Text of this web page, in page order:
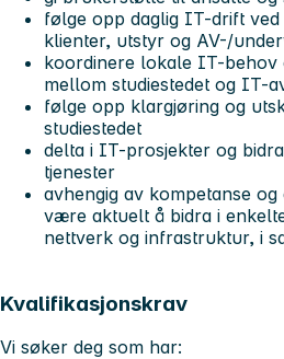
følge opp daglig IT-drift
klienter, utstyr og AV-/
koordinere lokale IT-behov
mellom studiestedet og IT-
følge opp klargjøring og
studiestedet
delta i IT-prosjekter og
tjenester
avhengig av kompetanse
være aktuelt å bidra i
nettverk og infrastruktur, i
Kvalifikasjonskrav
Vi søker deg som har: